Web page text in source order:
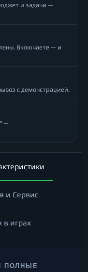
и задачи —
Включаете — и
с демонстрацией.
—
и Сервис
в играх
ПОЛНЫЕ